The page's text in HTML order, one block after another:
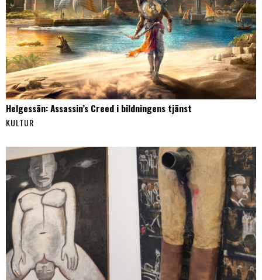
Helgessän: Assassin’s Creed i bildningens tjänst
KULTUR